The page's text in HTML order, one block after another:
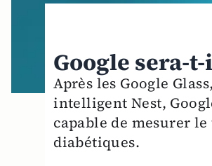
Google sera-
Après les Google
intelligent Nest,
capable de mesurer
diabétiques.